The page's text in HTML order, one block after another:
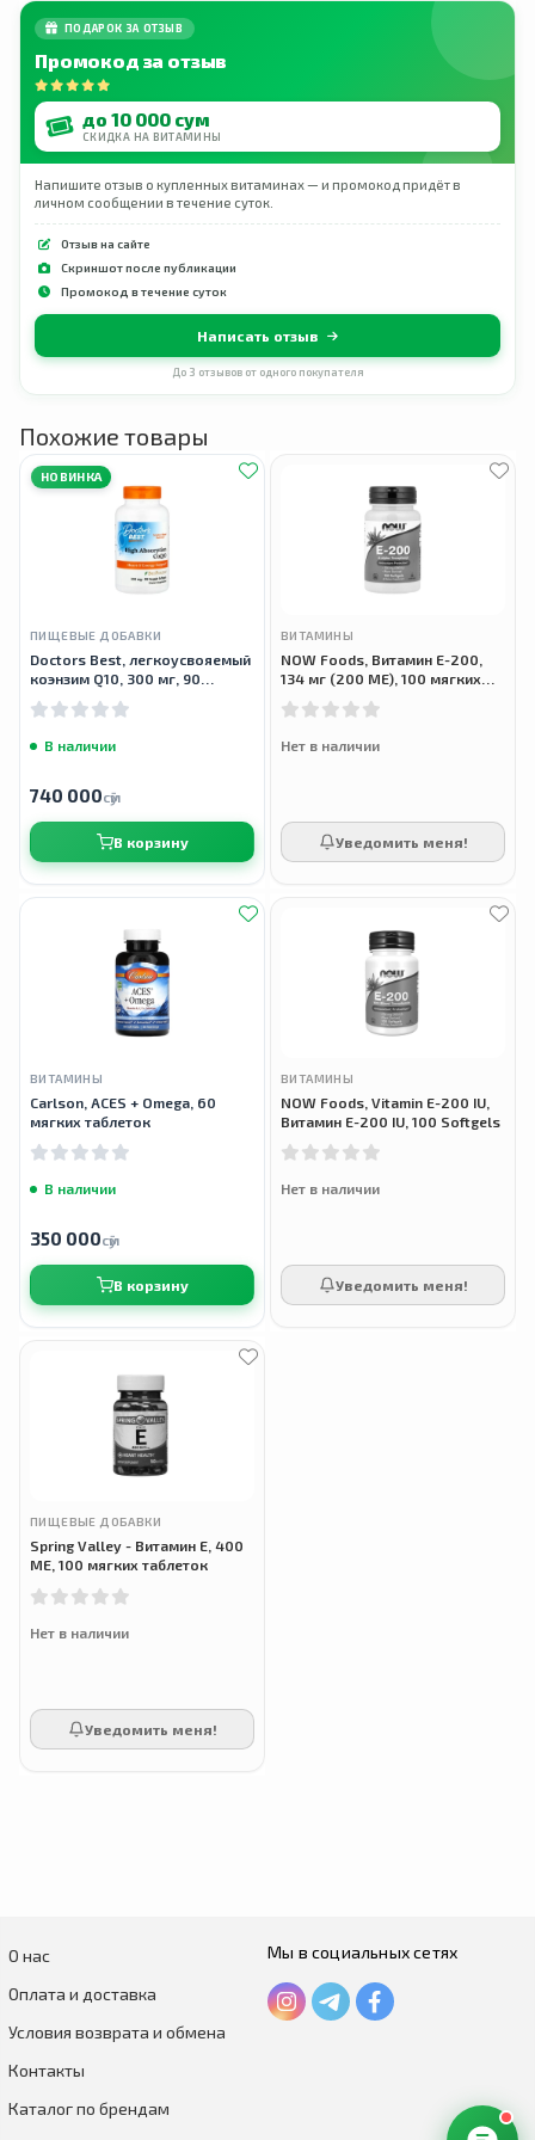
ПОДАРОК ЗА ОТЗЫВ
Промокод за отзыв
до 10 000 сум
СКИДКА НА ВИТАМИНЫ
Напишите отзыв о купленных витаминах — и промокод придёт в
личном сообщении в течение суток.
Отзыв на сайте
Скриншот после публикации
Промокод в течение суток
Написать отзыв
До 3 отзывов от одного покупателя
Похожие товары
НОВИНКА
ПИЩЕВЫЕ ДОБАВКИ
Doctors Best, легкоусвояемый
коэнзим Q10, 300 мг, 90
В наличии
740 000сӯм
В корзину
ВИТАМИНЫ
NOW Foods, Витамин E-200,
134 мг (200 МЕ), 100 мягких
Нет в наличии
Уведомить меня!
ВИТАМИНЫ
Carlson, ACES + Omega, 60
мягких таблеток
В наличии
350 000сӯм
В корзину
ВИТАМИНЫ
NOW Foods, Vitamin E-200 IU,
Витамин E-200 IU, 100 Softgels
Нет в наличии
Уведомить меня!
ПИЩЕВЫЕ ДОБАВКИ
Spring Valley - Витамин Е, 400
МЕ, 100 мягких таблеток
Нет в наличии
Уведомить меня!
О нас
Оплата и доставка
Условия возврата и обмена
Контакты
Каталог по брендам
Мы в социальных сетях